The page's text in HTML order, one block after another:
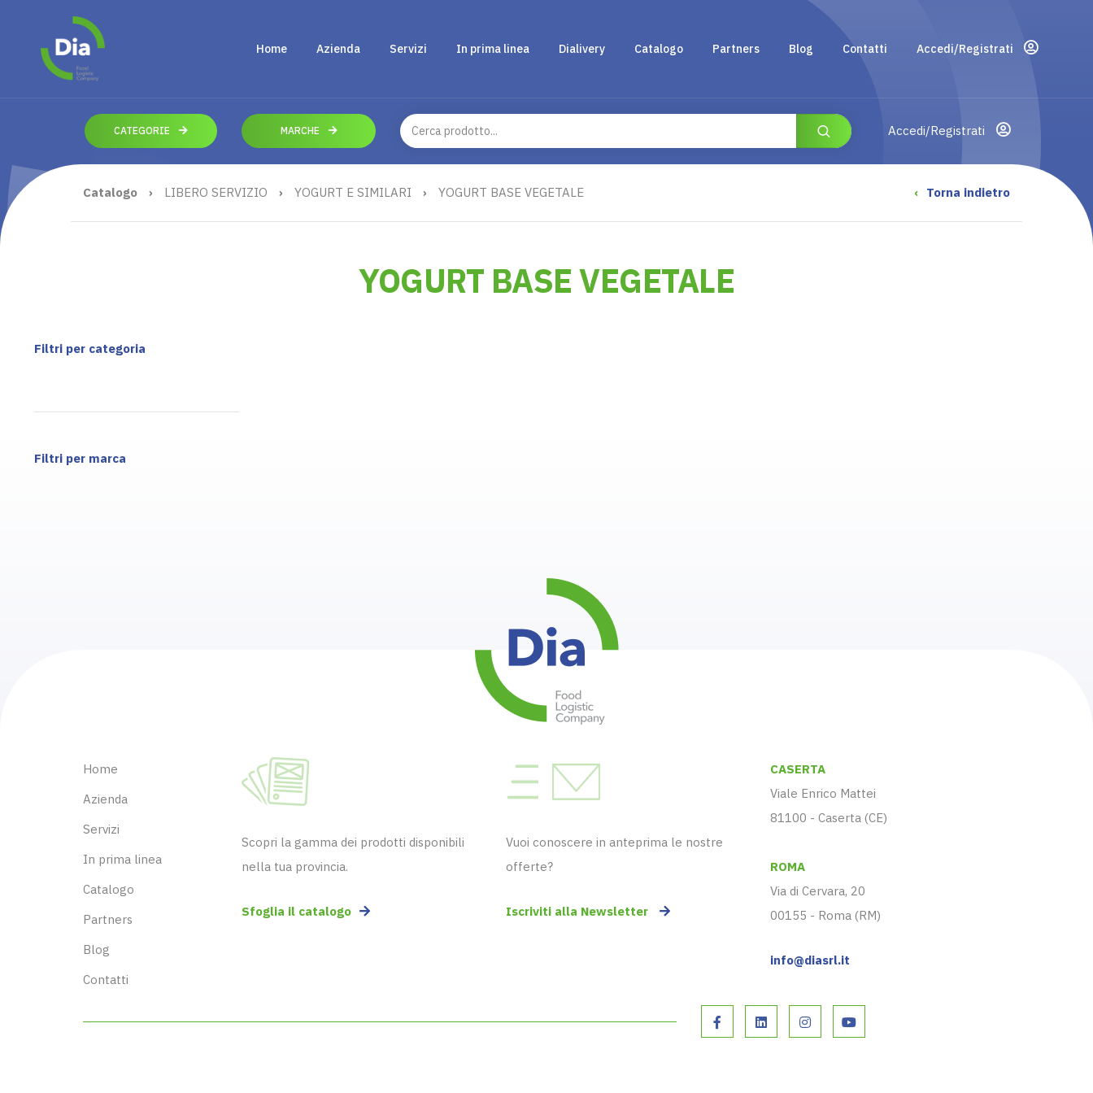
Home Azienda Servizi In prima linea Dialivery Catalogo Partners Blog Contatti Accedi/Registrati
CATEGORIE MARCHE Accedi/Registrati
Catalogo › LIBERO SERVIZIO › YOGURT E SIMILARI › YOGURT BASE VEGETALE ‹ Torna indietro
YOGURT BASE VEGETALE
Filtri per categoria
Filtri per marca
Home
Azienda
Servizi
In prima linea
Catalogo
Partners
Blog
Contatti
Scopri la gamma dei prodotti disponibili
nella tua provincia.
Sfoglia il catalogo
Vuoi conoscere in anteprima le nostre
offerte?
Iscriviti alla Newsletter
CASERTA
Viale Enrico Mattei
81100 - Caserta (CE)
ROMA
Via di Cervara, 20
00155 - Roma (RM)
info@diasrl.it